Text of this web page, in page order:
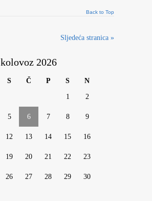
Back to Top
Sljedeća stranica »
kolovoz 2026
S Č P S N
1 2
5 6 7 8 9
12 13 14 15 16
19 20 21 22 23
26 27 28 29 30